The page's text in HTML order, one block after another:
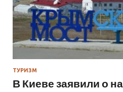
ТУРИЗМ
В Киеве заявили о